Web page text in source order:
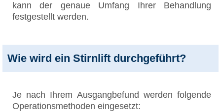
kann der genaue Umfang Ihrer Behandlung
festgestellt werden.
Wie wird ein Stirnlift durchgeführt?
Je nach Ihrem Ausgangbefund werden folgende
Operationsmethoden eingesetzt: